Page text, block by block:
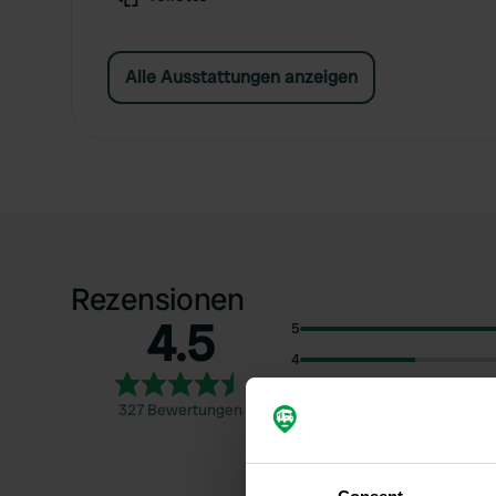
Alle Ausstattungen anzeigen
Rezensionen
4.5
327 Bewertungen
5
4
2